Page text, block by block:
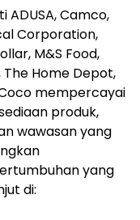
Camco,
Corporation,
M&S Food,
The Home Depot,
mempercayai
produk,
wawasan yang
yang
di: